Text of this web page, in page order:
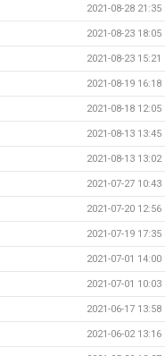
2021-08-28 21:35
2021-08-23 18:05
2021-08-23 15:21
2021-08-19 16:18
2021-08-18 12:05
2021-08-13 13:45
2021-08-13 13:02
2021-07-27 10:43
2021-07-20 12:56
2021-07-19 17:35
2021-07-01 14:00
2021-07-01 10:03
2021-06-17 13:58
2021-06-02 13:16